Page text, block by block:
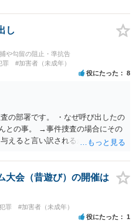
し
や勾留の阻止・準抗告
罪 #加害者（未成年）
役にたった 8
の部署です。 ・なぜ呼び出したの
との事。 →事件捜査の場合にその
えると言い訳されるからです。 ・
るのでは。 そもそも痴漢をやって
いは無いわけですし狼狽える必要
大会（昔遊び）の開催は
罪 #加害者（未成年）
役にたった 1